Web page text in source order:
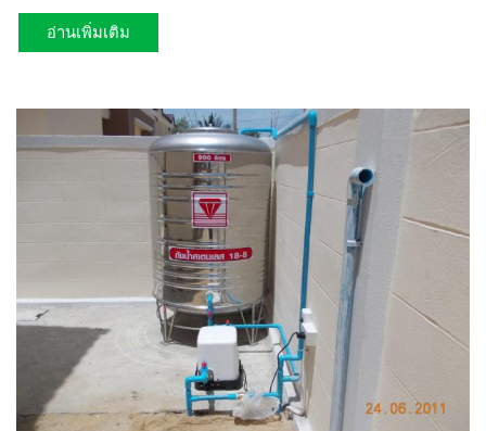
อ่านเพิ่มเติม